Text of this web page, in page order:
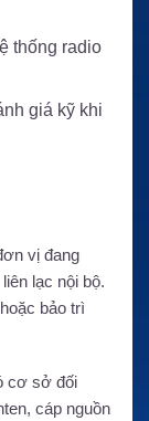
thống radio
giá kỹ khi
vị đang
lạc nội bộ.
bảo trì
cơ sở đối
cáp nguồn